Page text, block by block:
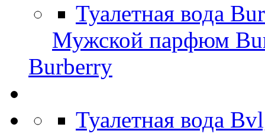
Туалетная вода
Мужской парфюм
Burberry
Туалетная вода